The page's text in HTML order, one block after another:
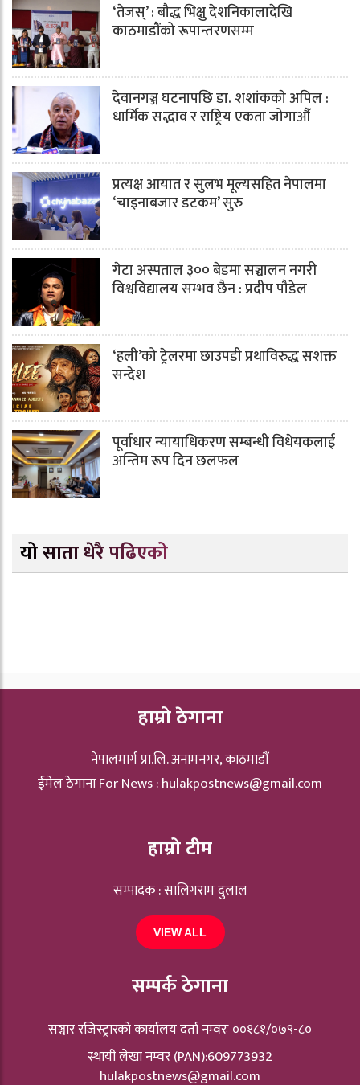
‘तेजस्’ : बौद्ध भिक्षु देशनिकालादेखि
काठमाडौंको रूपान्तरणसम्म
देवानगञ्ज घटनापछि डा. शशांककाे अपिल :
धार्मिक सद्भाव र राष्ट्रिय एकता जोगाऔँ
प्रत्यक्ष आयात र सुलभ मूल्यसहित नेपालमा
‘चाइनाबजार डटकम’ सुरु
गेटा अस्पताल ३०० बेडमा सञ्चालन नगरी
विश्वविद्यालय सम्भव छैन : प्रदीप पौडेल
‘हली’को ट्रेलरमा छाउपडी प्रथाविरुद्ध सशक्त
सन्देश
पूर्वाधार न्यायाधिकरण सम्बन्धी विधेयकलाई
अन्तिम रूप दिन छलफल
यो साता धेरै पढिएको
हाम्रो ठेगाना
नेपालमार्ग प्रा.लि. अनामनगर, काठमाडौं
ईमेल ठेगाना For News :hulakpostnews@gmail.com
हाम्रो टीम
सम्पादक : सालिगराम दुलाल
VIEW ALL
सम्पर्क ठेगाना
सञ्चार रजिस्ट्रारकाे कार्यालय दर्ता नम्वरः ००१८१/०७९-८०
स्थायी लेखा नम्वर (PAN):609773932
hulakpostnews@gmail.com